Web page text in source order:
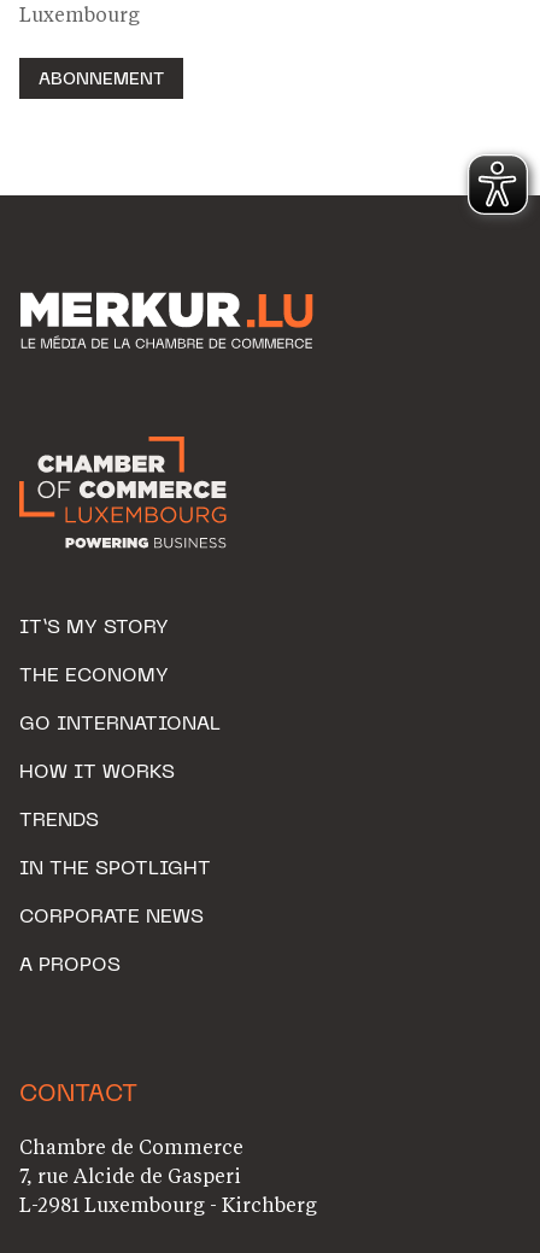
Luxembourg
ABONNEMENT
IT’S MY STORY
THE ECONOMY
GO INTERNATIONAL
HOW IT WORKS
TRENDS
IN THE SPOTLIGHT
CORPORATE NEWS
A PROPOS
CONTACT
Chambre de Commerce
7, rue Alcide de Gasperi
L-2981 Luxembourg - Kirchberg